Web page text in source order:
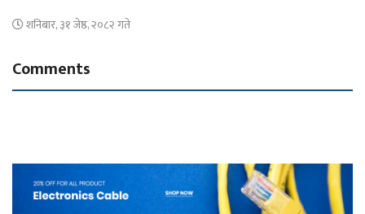
शनिबार, ३१ जेष्ठ, २०८२ गते
Comments